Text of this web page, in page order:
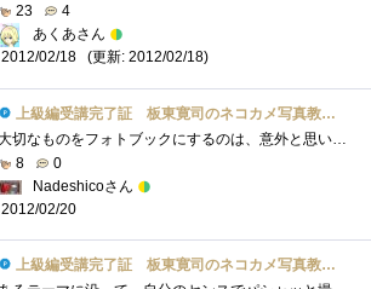
23
4
あくあさん
2012/02/18
(更新: 2012/02/18)
上級編受講完了証 板東寛司のネコカメ写真教室パート2
大切なものをフォトブックにするのは、意外と思いつかないもので、確かに本のようなものは無くなり難く、見つけ易いものです。本の表紙が週�...
8
0
Nadeshicoさん
2012/02/20
上級編受講完了証 板東寛司のネコカメ写真教室パート2